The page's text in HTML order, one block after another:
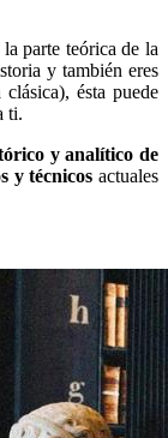
parte teórica de la
y también eres
ésta puede
ti.
y analítico de
y técnicos actuales